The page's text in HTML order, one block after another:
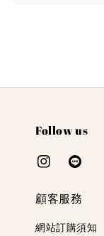
Follow us
顧客服務
網站訂購須知